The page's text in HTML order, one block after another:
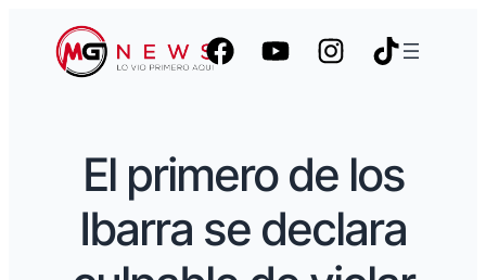
El primero de los
Ibarra se declara